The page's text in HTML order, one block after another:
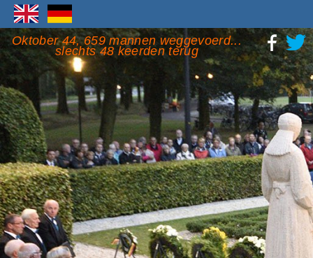
Oktober 44, 659 mannen weggevoerd...
slechts 48 keerden terug